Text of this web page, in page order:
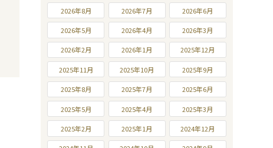
2026年8月 2026年7月 2026年6月
2026年5月 2026年4月 2026年3月
2026年2月 2026年1月 2025年12月
2025年11月 2025年10月 2025年9月
2025年8月 2025年7月 2025年6月
2025年5月 2025年4月 2025年3月
2025年2月 2025年1月 2024年12月